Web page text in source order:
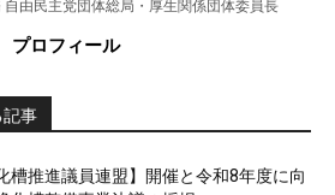
由民主党団体総局・厚生関係団体委員長
プロフィール
記事
槽推進議員連盟】開催と令和8年度に向